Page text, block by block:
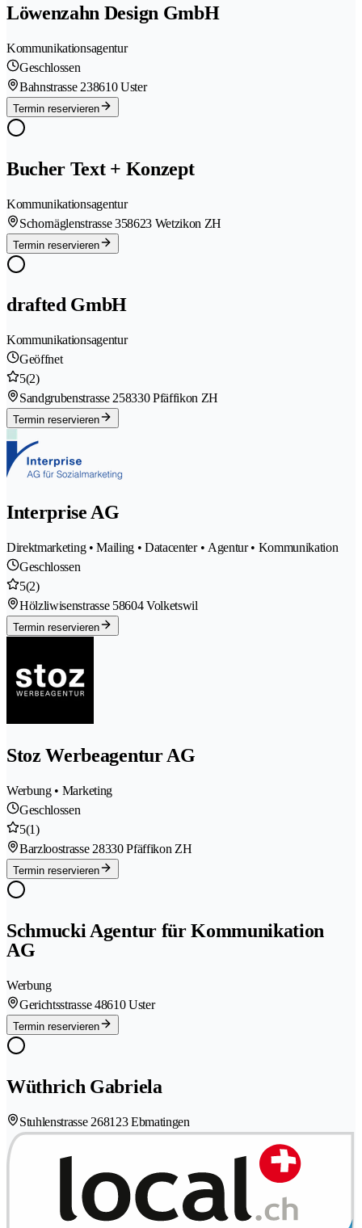
Löwenzahn Design GmbH
Kommunikationsagentur
Geschlossen
Bahnstrasse 238610 Uster
Termin reservieren
Bucher Text + Konzept
Kommunikationsagentur
Schornäglenstrasse 358623 Wetzikon ZH
Termin reservieren
drafted GmbH
Kommunikationsagentur
Geöffnet
5(2)
Sandgrubenstrasse 258330 Pfäffikon ZH
Termin reservieren
Interprise AG
Direktmarketing • Mailing • Datacenter • Agentur • Kommunikation
Geschlossen
5(2)
Hölzliwisenstrasse 58604 Volketswil
Termin reservieren
Stoz Werbeagentur AG
Werbung • Marketing
Geschlossen
5(1)
Barzloostrasse 28330 Pfäffikon ZH
Termin reservieren
Schmucki Agentur für Kommunikation
AG
Werbung
Gerichtsstrasse 48610 Uster
Termin reservieren
Wüthrich Gabriela
Stuhlenstrasse 268123 Ebmatingen